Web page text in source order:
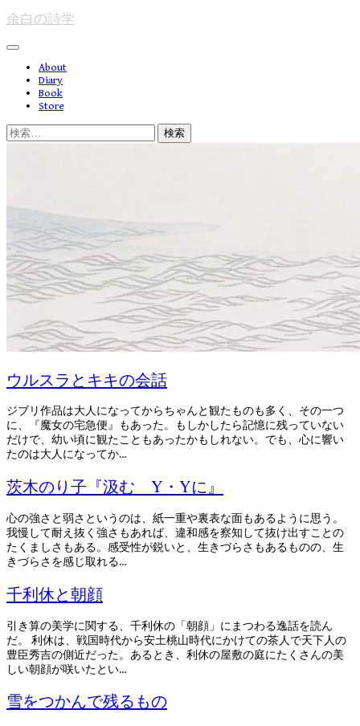
コ
テ
ッ
プ
余白の詩学
メ
About
Diary
Book
Store
検
索:
ウルスラとキキの会話
ジブリ作品は大人になってからちゃんと観たものも多く、その一つ
に、『魔女の宅急便』もあった。もしかしたら記憶に残っていない
だけで、幼い頃に観たこともあったかもしれない。でも、心に響い
たのは大人になってか…
茨木のり子『汲む Y・Yに』
心の強さと弱さというのは、紙一重や裏表な面もあるように思う。
我慢して耐え抜く強さもあれば、違和感を察知して抜け出すことの
たくましさもある。感受性が鋭いと、生きづらさもあるものの、生
きづらさを感じ取れる…
千利休と朝顔
引き算の美学に関する、千利休の「朝顔」にまつわる逸話を読ん
だ。 利休は、戦国時代から安土桃山時代にかけての茶人で天下人の
豊臣秀吉の側近だった。あるとき、利休の屋敷の庭にたくさんの美
しい朝顔が咲いたとい…
雪をつかんで残るもの